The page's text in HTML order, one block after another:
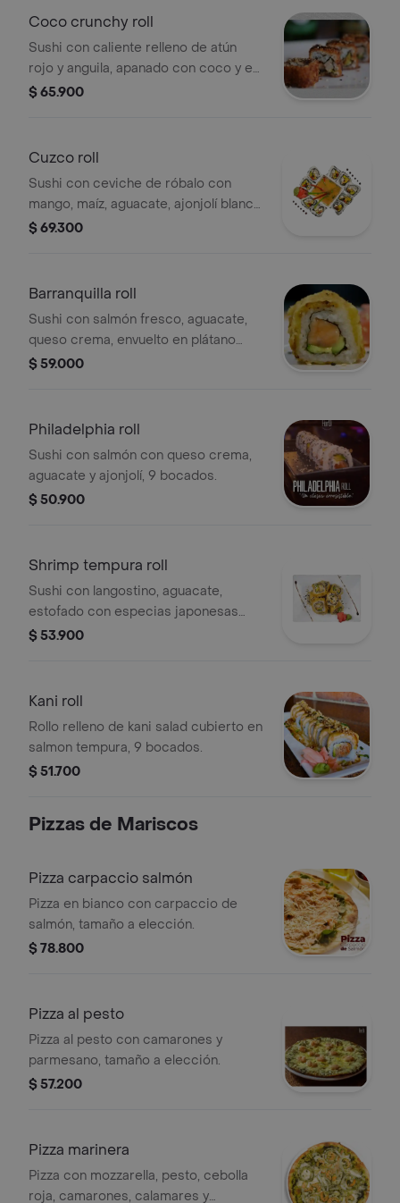
Coco crunchy roll
Sushi con caliente relleno de atún
rojo y anguila, apanado con coco y en
salsa teriyaki, 9 bocados.
$ 65.900
Cuzco roll
Sushi con ceviche de róbalo con
mango, maíz, aguacate, ajonjolí blanco
y negro, 9 bocados.
$ 69.300
Barranquilla roll
Sushi con salmón fresco, aguacate,
queso crema, envuelto en plátano
maduro tempurizado, 9 bocados.
$ 59.000
Philadelphia roll
Sushi con salmón con queso crema,
aguacate y ajonjolí, 9 bocados.
$ 50.900
Shrimp tempura roll
Sushi con langostino, aguacate,
estofado con especias japonesas
semi picantes y queso crema, 9
$ 53.900
Kani roll
Rollo relleno de kani salad cubierto en
salmon tempura, 9 bocados.
$ 51.700
Pizzas de Mariscos
Pizza carpaccio salmón
Pizza en bianco con carpaccio de
salmón, tamaño a elección.
$ 78.800
Pizza al pesto
Pizza al pesto con camarones y
parmesano, tamaño a elección.
$ 57.200
Pizza marinera
Pizza con mozzarella, pesto, cebolla
roja, camarones, calamares y